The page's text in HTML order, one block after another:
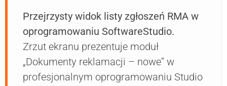
Przejrzysty widok listy zgłoszeń RMA w
oprogramowaniu SoftwareStudio.
Zrzut ekranu prezentuje moduł
„Dokumenty reklamacji – nowe” w
profesjonalnym oprogramowaniu Studio